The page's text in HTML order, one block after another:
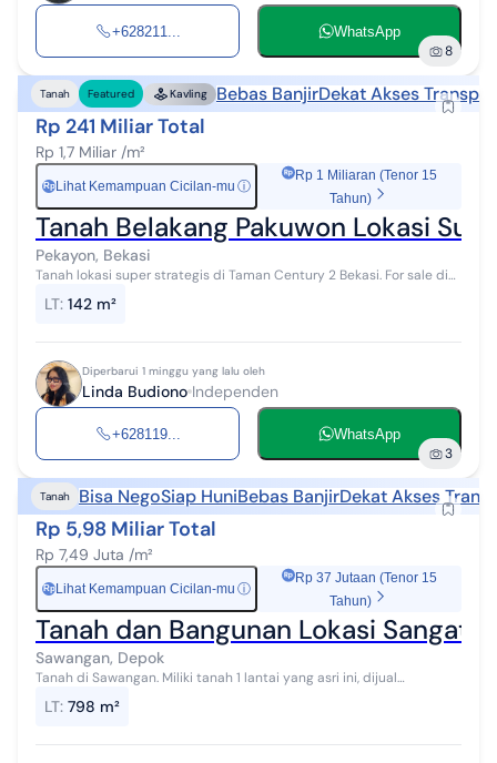
+628211... WhatsApp
8
Tanah Featured Kavling Bebas BanjirDekat Akses
Rp 241 Miliar Total
Rp 1,7 Miliar /m²
Rp Lihat Kemampuan Cicilan-mu ⓘ
Rp 1 Miliaran (Tenor 15
Tahun)
Tanah Belakang Pakuwon Lokasi
Pekayon, Bekasi
Tanah lokasi super strategis di Taman Century 2 Bekasi. For sale di
- Sertif...
LT: 142 m²
Diperbarui 1 minggu yang lalu oleh
Linda Budiono Independen
+628119... WhatsApp
3
Tanah Bisa NegoSiap HuniBebas BanjirDekat Akses
Rp 5,98 Miliar Total
Rp 7,49 Juta /m²
Rp Lihat Kemampuan Cicilan-mu ⓘ
Rp 37 Jutaan (Tenor 15
Tahun)
Tanah dan Bangunan Lokasi Sangat
Sawangan, Depok
Tanah di Sawangan. Miliki tanah 1 lantai yang asri ini, dijual
yang menginginkan h...
LT: 798 m²